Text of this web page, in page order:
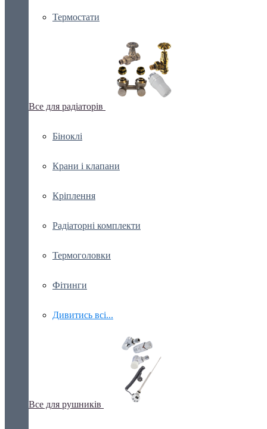
Термостати
Все для радіаторів
Біноклі
Крани і клапани
Кріплення
Радіаторні комплекти
Термоголовки
Фітинги
Дивитись всі...
Все для рушників